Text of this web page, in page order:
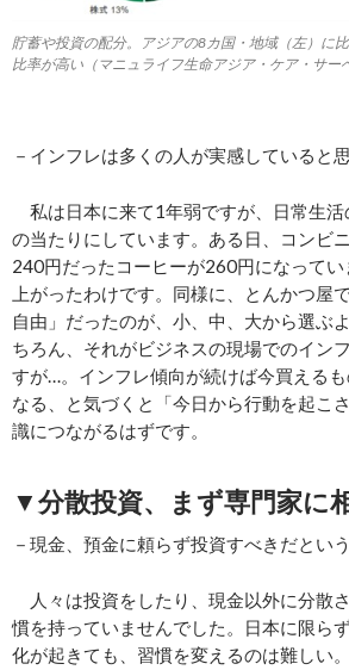
貯蓄や投資の配分。アジアの8カ国・地域（左）に
比率が高い（マニュライフ生命アジア・ケア・サー
－インフレは多くの人が実感していると思
私は日本に来て1年弱ですが、日常生活
の当たりにしています。ある日、コンビ
240円だったコーヒーが260円になって
上がったわけです。同様に、とんかつ屋
自由」だったのが、小、中、大から選ぶ
ちろん、それがビジネスの現場でのイン
すが…。インフレ傾向が続けば今買えるも
なる、と気づくと「今日から行動を起こ
識につながるはずです。
▼分散投資、まず専門家に
－現金、預金に頼らず投資すべきだとい
人々は投資をしたり、現金以外に分散
慣を持っていませんでした。日本に限ら
化が起きても、習慣を変えるのは難しい